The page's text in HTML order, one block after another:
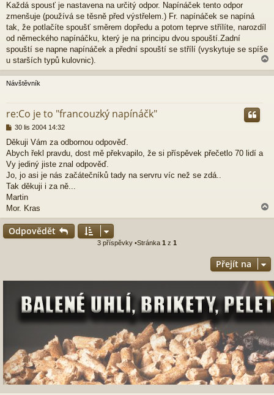
í
s
p
ě
e
k
Každá spousť je nastavena na určitý odpor. Napínáček tento odpor
zmenšuje (používá se těsně před výstřelem.) Fr. napínáček se napíná
tak, že potlačíte spoušť směrem dopředu a potom teprve střílíte, narozdíl
od německého napínáčku, který je na principu dvou spouští.Zadní
spouští se napne napínáček a přední spouští se střílí (vyskytuje se spíše
u starších typů kulovnic).
a
h
Návštěvník
re:Co je to "francouzký napínáčk"
P
í
s
p
ě
v
e
k
30 lis 2004 14:32
Děkuji Vám za odbornou odpověď.
Abych řekl pravdu, dost mě překvapilo, že si příspěvek přečetlo 70 lidí a
Vy jediný jiste znal odpověď.
Jo, jo asi je nás začátečníků tady na servru víc než se zdá..
Tak děkuji i za ně...
Martin
Mor. Kras
a
u
Odpovědět
3 příspěvky •Stránka 1 z 1
Přejít na